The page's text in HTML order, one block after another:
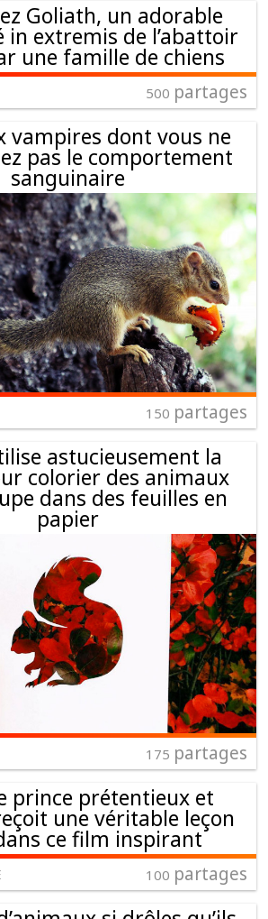
Goliath, un adorable
in extremis de l’abattoir
une famille de chiens
500 partages
vampires dont vous ne
pas le comportement
sanguinaire
150 partages
astucieusement la
colorier des animaux
dans des feuilles en
papier
175 partages
prince prétentieux et
une véritable leçon
ce film inspirant
100 partages